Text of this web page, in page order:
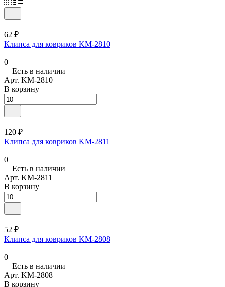
62 ₽
Клипса для ковриков KM-2810
0
Есть в наличии
Арт. KM-2810
В корзину
120 ₽
Клипса для ковриков KM-2811
0
Есть в наличии
Арт. KM-2811
В корзину
52 ₽
Клипса для ковриков KM-2808
0
Есть в наличии
Арт. KM-2808
В корзину